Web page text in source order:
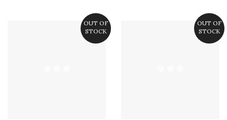
OUT OF
STOCK
OUT OF
STOCK